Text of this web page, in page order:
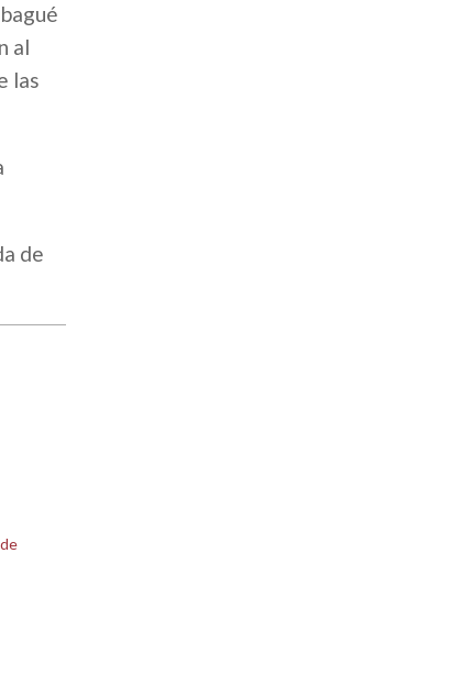
al
las
de